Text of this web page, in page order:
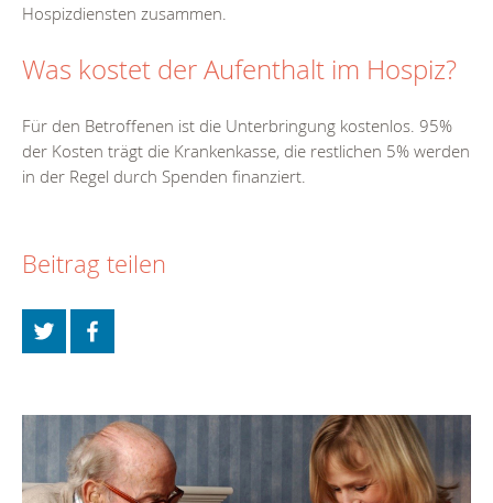
Hospizdiensten zusammen.
Was kostet der Aufenthalt im Hospiz?
Für den Betroffenen ist die Unterbringung kostenlos. 95%
der Kosten trägt die Krankenkasse, die restlichen 5% werden
in der Regel durch Spenden finanziert.
Beitrag teilen